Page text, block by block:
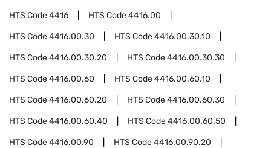
HTS Code4416 HTS Code4416.00
HTS Code4416.00.30 HTS Code4416.00.30.10
HTS Code4416.00.30.20 HTS Code4416.00.30.30
HTS Code4416.00.60 HTS Code4416.00.60.10
HTS Code4416.00.60.20 HTS Code4416.00.60.30
HTS Code4416.00.60.40 HTS Code4416.00.60.50
HTS Code4416.00.90 HTS Code4416.00.90.20